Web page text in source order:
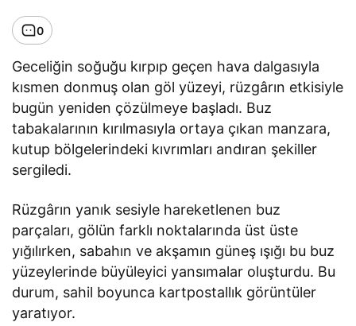
0
Geceliğin soğuğu kırpıp geçen hava dalgasıyla
kısmen donmuş olan göl yüzeyi, rüzgârın etkisiyle
bugün yeniden çözülmeye başladı. Buz
tabakalarının kırılmasıyla ortaya çıkan manzara,
kutup bölgelerindeki kıvrımları andıran şekiller
sergiledi.
Rüzgârın yanık sesiyle hareketlenen buz
parçaları, gölün farklı noktalarında üst üste
yığılırken, sabahın ve akşamın güneş ışığı bu buz
yüzeylerinde büyüleyici yansımalar oluşturdu. Bu
durum, sahil boyunca kartpostallık görüntüler
yaratıyor.